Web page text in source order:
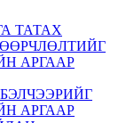
ТАТАХ
АРГААР
АРГААР